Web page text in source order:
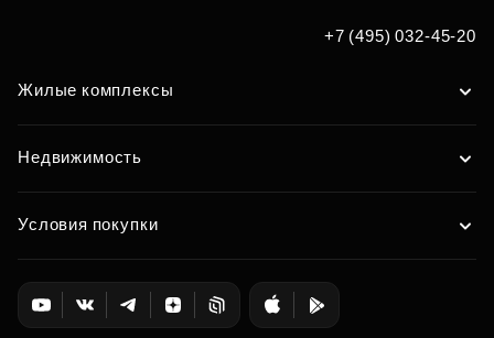
+7 (495) 032-45-20
Жилые комплексы
Недвижимость
Условия покупки